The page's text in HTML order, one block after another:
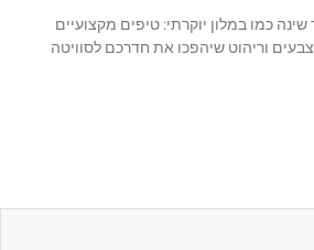
כמו במלון יוקרתי: טיפים מקצועיים
וריהוט שיהפכו את חדרכם לסוויטה